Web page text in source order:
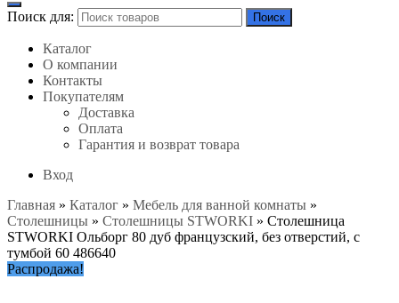
Поиск для: Поиск
Каталог
О компании
Контакты
Покупателям
Доставка
Оплата
Гарантия и возврат товара
Вход
Главная » Каталог » Мебель для ванной комнаты »
Столешницы » Столешницы STWORKI » Столешница
STWORKI Ольборг 80 дуб французский, без отверстий, с
тумбой 60 486640
Распродажа!